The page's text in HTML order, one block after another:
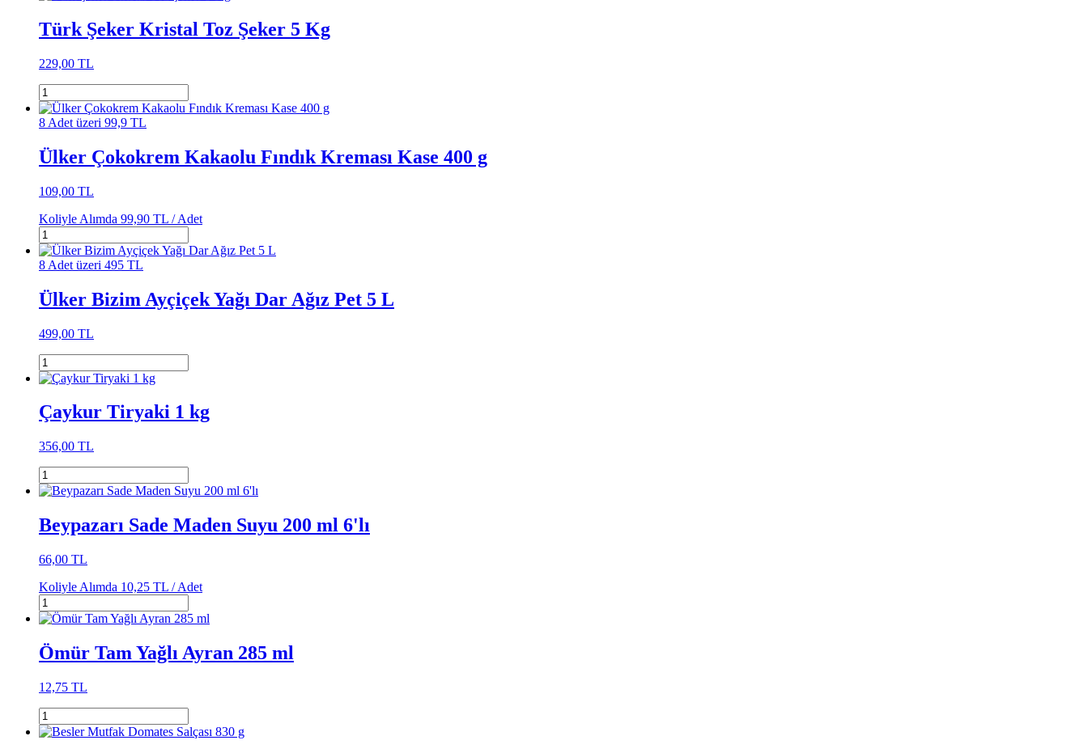
Türk Şeker Kristal Toz Şeker 5 Kg
229,00 TL
8 Adet üzeri 99,9 TL
Ülker Çokokrem Kakaolu Fındık Kreması Kase 400 g
109,00 TL
Koliyle Alımda 99,90 TL /Adet
8 Adet üzeri 495 TL
Ülker Bizim Ayçiçek Yağı Dar Ağız Pet 5 L
499,00 TL
Çaykur Tiryaki 1 kg
356,00 TL
Beypazarı Sade Maden Suyu 200 ml 6'lı
66,00 TL
Koliyle Alımda 10,25 TL /Adet
Ömür Tam Yağlı Ayran 285 ml
12,75 TL